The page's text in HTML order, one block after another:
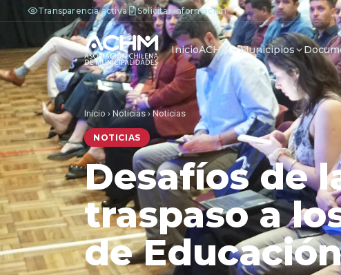
Transparencia activa Solicitar información
InicioACHM Municipios
Inicio › Noticias › Noticias
NOTICIAS
Desafíos de
traspaso a
de